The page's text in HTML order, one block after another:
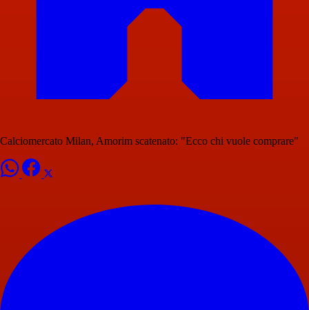
Calciomercato Milan, Amorim scatenato: "Ecco chi vuole comprare"